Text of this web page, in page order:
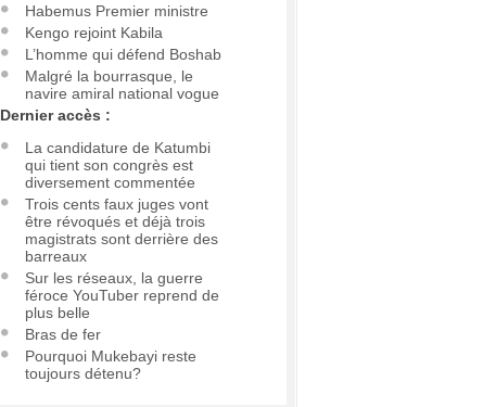
Habemus Premier ministre
Kengo rejoint Kabila
L’homme qui défend Boshab
Malgré la bourrasque, le
navire amiral national vogue
Dernier accès :
La candidature de Katumbi
qui tient son congrès est
diversement commentée
Trois cents faux juges vont
être révoqués et déjà trois
magistrats sont derrière des
barreaux
Sur les réseaux, la guerre
féroce YouTuber reprend de
plus belle
Bras de fer
Pourquoi Mukebayi reste
toujours détenu?